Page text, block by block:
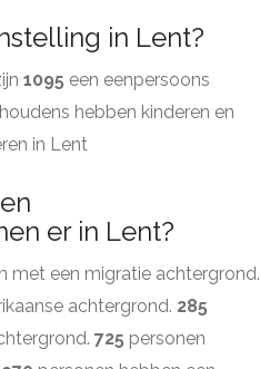
in Lent?
1095 een eenpersoons
hebben kinderen en
in Lent
er in Lent?
met een migratie achtergrond.
achtergrond. 285
725 personen